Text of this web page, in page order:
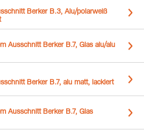
Berker B.3, Alu/polarweiß
Ausschnitt Berker B.7, Glas alu/alu
Berker B.7, alu matt, lackiert
Ausschnitt Berker B.7, Glas